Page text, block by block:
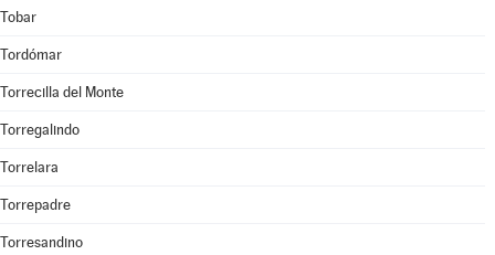
Tobar
Tordómar
Torrecilla del Monte
Torregalindo
Torrelara
Torrepadre
Torresandino